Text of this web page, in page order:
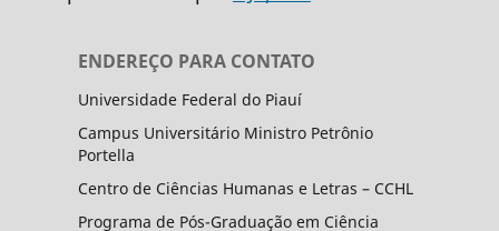
ENDEREÇO PARA CONTATO
Universidade Federal do Piauí
Campus Universitário Ministro Petrônio
Portella
Centro de Ciências Humanas e Letras – CCHL
Programa de Pós-Graduação em Ciência